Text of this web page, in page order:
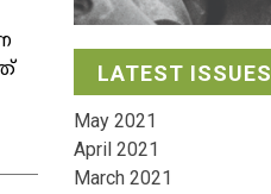
LATEST ISSUES
May 2021
April 2021
March 2021